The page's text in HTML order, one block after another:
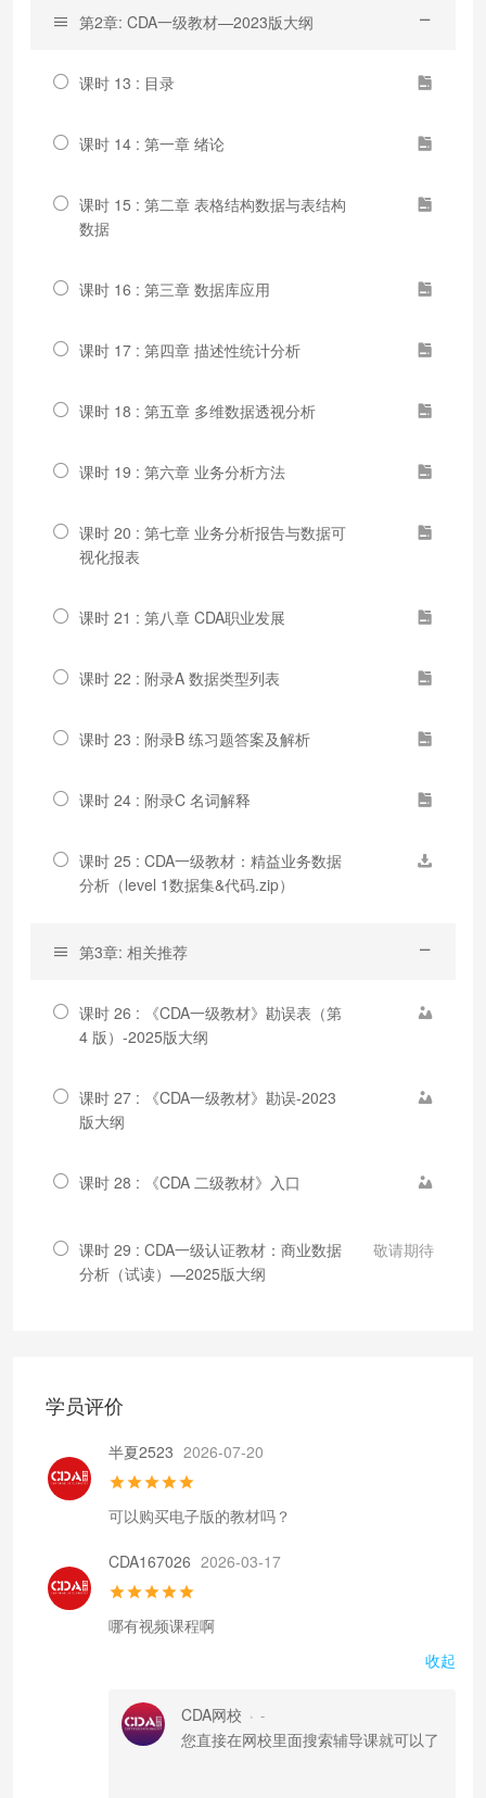
第2章: CDA一级教材—2023版大纲
课时 13 : 目录
课时 14 : 第一章 绪论
课时 15 : 第二章 表格结构数据与表结构
数据
课时 16 : 第三章 数据库应用
课时 17 : 第四章 描述性统计分析
课时 18 : 第五章 多维数据透视分析
课时 19 : 第六章 业务分析方法
课时 20 : 第七章 业务分析报告与数据可
视化报表
课时 21 : 第八章 CDA职业发展
课时 22 : 附录A 数据类型列表
课时 23 : 附录B 练习题答案及解析
课时 24 : 附录C 名词解释
课时 25 : CDA一级教材：精益业务数据
分析（level 1数据集&代码.zip）
第3章: 相关推荐
课时 26 : 《CDA一级教材》勘误表（第
4 版）-2025版大纲
课时 27 : 《CDA一级教材》勘误-2023
版大纲
课时 28 : 《CDA 二级教材》入口
课时 29 : CDA一级认证教材：商业数据
分析（试读）—2025版大纲
敬请期待
学员评价
半夏2523 2026-07-20
可以购买电子版的教材吗？
CDA167026 2026-03-17
哪有视频课程啊
收起
CDA网校 • -
您直接在网校里面搜索辅导课就可以了